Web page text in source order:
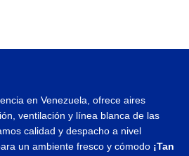
en Venezuela, ofrece aires
ventilación y línea blanca de las
calidad y despacho a nivel
un ambiente fresco y cómodo ¡Tan